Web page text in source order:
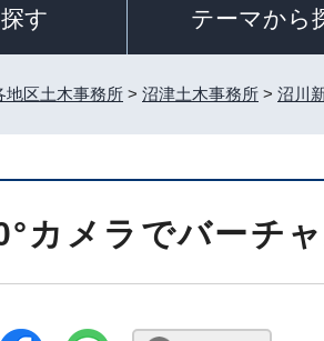
す テーマから
地区土木事務所 > 沼津土木事務所 > 沼川
カメラでバーチ